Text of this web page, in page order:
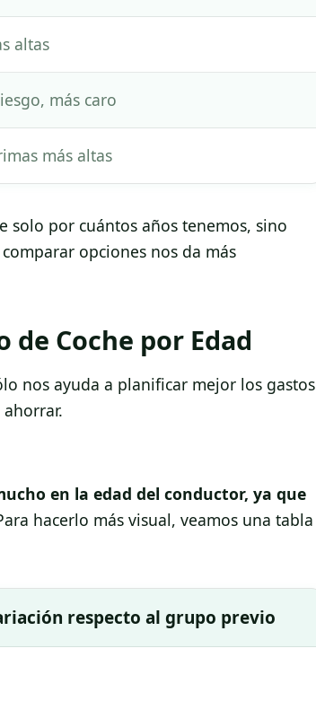
altas
más caro
más altas
solo por cuántos años tenemos, sino
opciones nos da más
de Coche por Edad
nos ayuda a planificar mejor los gastos
en la edad del conductor, ya que
hacerlo más visual, veamos una tabla
respecto al grupo previo